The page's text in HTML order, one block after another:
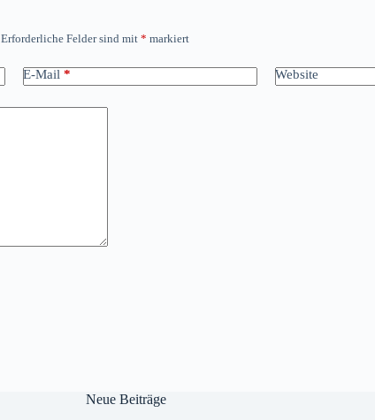
Erforderliche Felder sind mit * markiert
E-Mail * Website
Neue Beiträge